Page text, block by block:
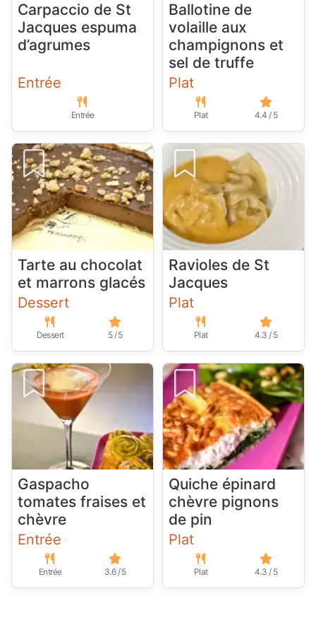
Carpaccio de St
Jacques espuma
d’agrumes
Entrée
Entrée
Ballotine de
volaille aux
champignons et
sel de truffe
Plat
Plat 4.4 / 5
Tarte au chocolat
et marrons glacés
Dessert
Dessert 5 / 5
Ravioles de St
Jacques
Plat
Plat 4.3 / 5
Gaspacho
tomates fraises et
chèvre
Entrée
Entrée 3.6 / 5
Quiche épinard
chèvre pignons
de pin
Plat
Plat 4.3 / 5